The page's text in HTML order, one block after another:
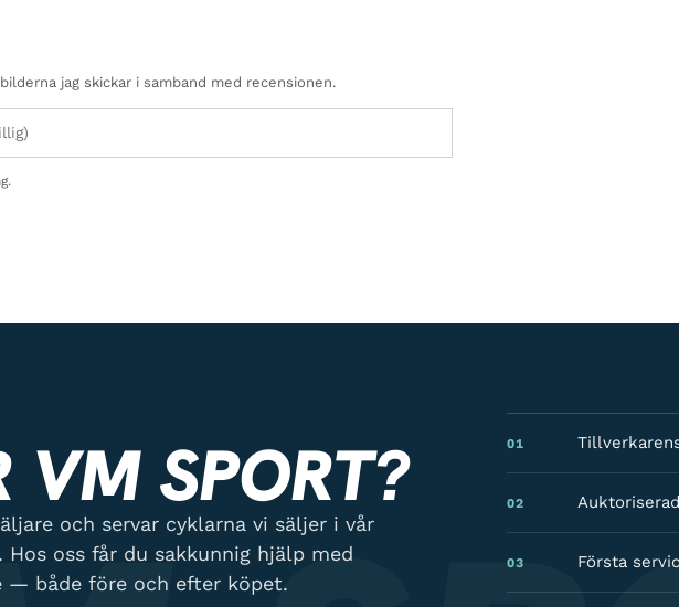
jag skickar i samband med recensionen.
VM SPORT?
och servar cyklarna vi säljer i vår
oss får du sakkunnig hjälp med
— både före och efter köpet.
01
02
03 Första